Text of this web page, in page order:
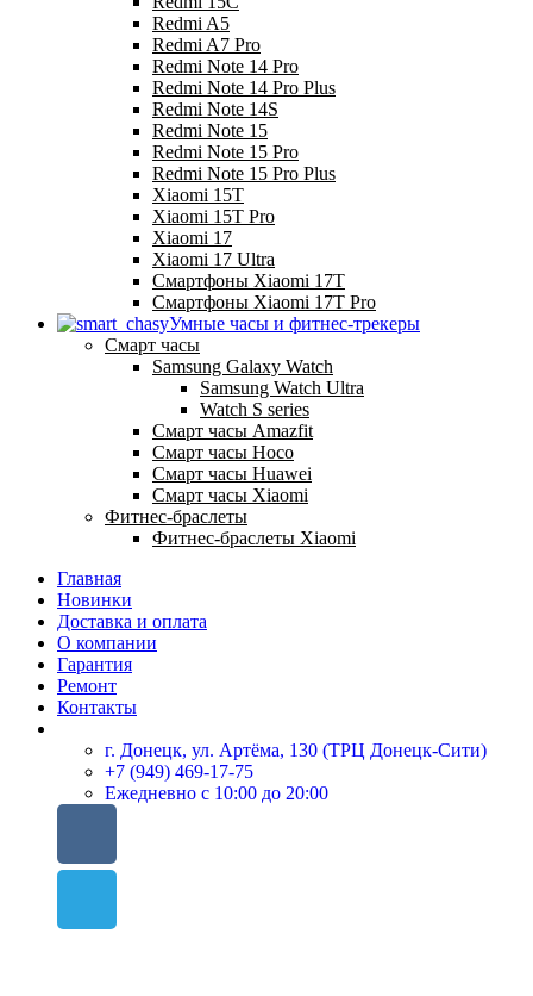
Redmi A5
Redmi A7 Pro
Redmi Note 14 Pro
Redmi Note 14 Pro Plus
Redmi Note 14S
Redmi Note 15
Redmi Note 15 Pro
Redmi Note 15 Pro Plus
Xiaomi 15T
Xiaomi 15T Pro
Xiaomi 17
Xiaomi 17 Ultra
Смартфоны Xiaomi 17Т
Смартфоны Xiaomi 17Т Pro
Умные часы и фитнес-трекеры
Смарт часы
Samsung Galaxy Watch
Samsung Watch Ultra
Watch S series
Смарт часы Amazfit
Смарт часы Hoco
Смарт часы Huawei
Смарт часы Xiaomi
Фитнес-браслеты
Фитнес-браслеты Xiaomi
Главная
Новинки
Доставка и оплата
О компании
Гарантия
Ремонт
Контакты
г. Донецк, ул. Артёма, 130 (ТРЦ Донецк-Сити)
+7 (949) 469-17-75
Ежедневно с 10:00 до 20:00